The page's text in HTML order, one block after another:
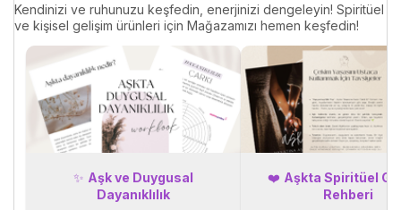
Kendinizi ve ruhunuzu keşfedin, enerjinizi dengeleyin! Spiritüel
ve kişisel gelişim ürünleri için Mağazamızı hemen keşfedin!
✨ Aşk ve Duygusal
Dayanıklılık
❤️ Aşkta Spiritüel
Rehberi